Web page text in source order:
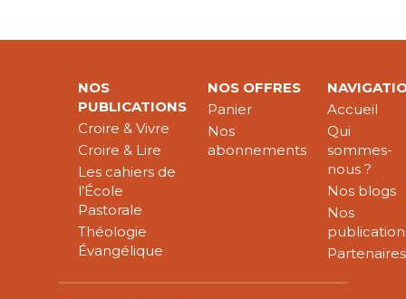
NOS
PUBLICATIONS
Croire & Vivre
Croire & Lire
Les cahiers de
l’École
Pastorale
Théologie
Évangélique
NOS OFFRES
Panier
Nos
abonnements
Accueil
Qui
sommes-
nous ?
Nos blogs
Nos
Partenaires